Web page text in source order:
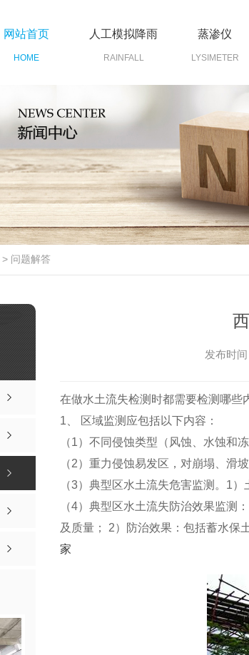
网站首页
HOME
人工模拟降雨
RAINFALL
蒸渗仪
LYSIMETER
> 问题解答
发布时
在做水土流失检测时都需要检测哪些
1、 区域监测应包括以下内容：
（1）不同侵蚀类型（风蚀、水蚀和
（2）重力侵蚀易发区，对崩塌、滑
（3）典型区水土流失危害监测。1
（4）典型区水土流失防治效果监测
及质量； 2）防治效果：包括蓄水保
家